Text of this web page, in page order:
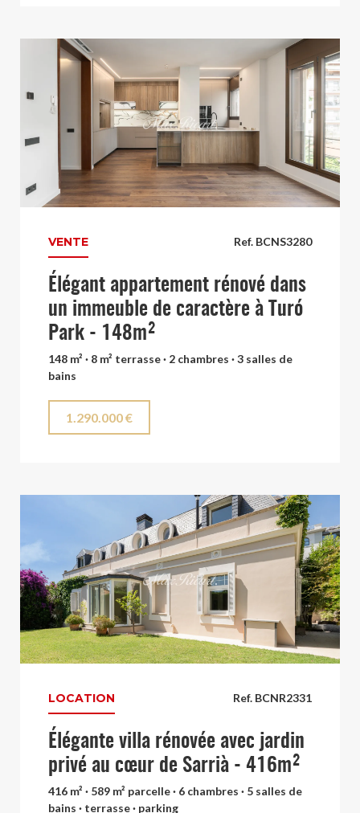
Ref. BCNS3280
VENTE
Élégant appartement rénové dans
un immeuble de caractère à Turó
Park - 148m²
148 m² · 8 m² terrasse · 2 chambres · 3 salles de
bains
1.290.000 €
Ref. BCNR2331
LOCATION
Élégante villa rénovée avec jardin
privé au cœur de Sarrià - 416m²
416 m² · 589 m² parcelle · 6 chambres · 5 salles de
bains · terrasse · parking